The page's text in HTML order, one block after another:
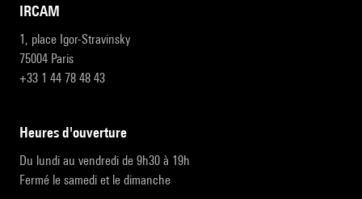
IRCAM
1, place Igor-Stravinsky
75004 Paris
+33 1 44 78 48 43
heures d'ouverture
Du lundi au vendredi de 9h30 à 19h
Fermé le samedi et le dimanche